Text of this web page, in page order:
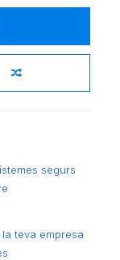
segurs
teva empresa